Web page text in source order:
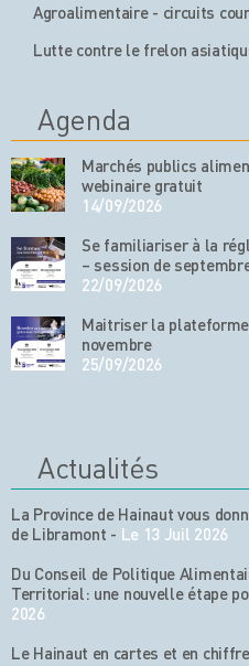
Agroalimentaire - circuits
Lutte contre le frelon
Agenda
Marchés publics
webinaire gratuit
14/09/2026
Se familiariser à la
– session de
22/09/2026
Maitriser la
novembre
25/09/2026
Actualités
La Province de Hainaut vous
de Libramont - Le 13 Juil 2026
Du Conseil de Politique
Territorial: une nouvelle étape
2026
Le Hainaut en cartes et en